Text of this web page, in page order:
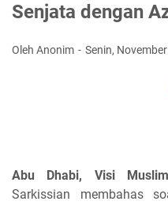
Senjata dengan
Oleh Anonim Senin,
Abu Dhabi, Visi Muslim
Sarkissian membahas